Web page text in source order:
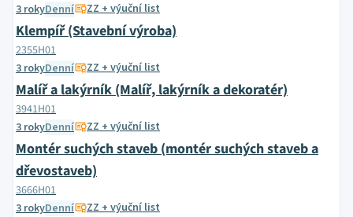
3 rokyDenní ZZ + výuční list
Klempíř (Stavební výroba)
2355H01
3 rokyDenní ZZ + výuční list
Malíř a lakýrník (Malíř, lakýrník a dekoratér)
3941H01
3 rokyDenní ZZ + výuční list
Montér suchých staveb (montér suchých staveb a
dřevostaveb)
3666H01
3 rokyDenní ZZ + výuční list